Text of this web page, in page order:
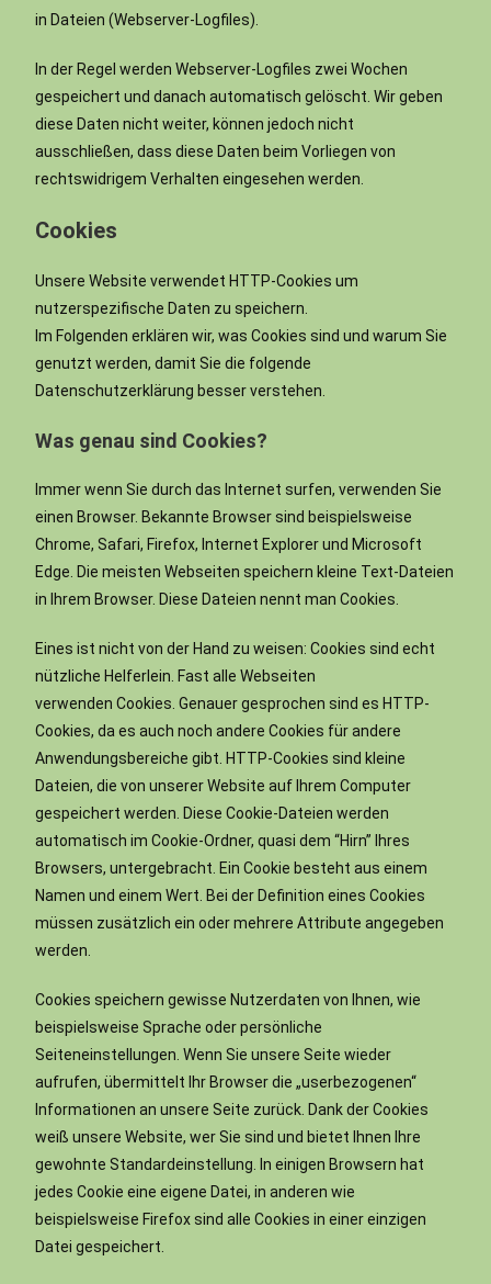
in Dateien (Webserver-Logfiles).
In der Regel werden Webserver-Logfiles zwei Wochen
gespeichert und danach automatisch gelöscht. Wir geben
diese Daten nicht weiter, können jedoch nicht
ausschließen, dass diese Daten beim Vorliegen von
rechtswidrigem Verhalten eingesehen werden.
Cookies
Unsere Website verwendet HTTP-Cookies um
nutzerspezifische Daten zu speichern.
Im Folgenden erklären wir, was Cookies sind und warum Sie
genutzt werden, damit Sie die folgende
Datenschutzerklärung besser verstehen.
Was genau sind Cookies?
Immer wenn Sie durch das Internet surfen, verwenden Sie
einen Browser. Bekannte Browser sind beispielsweise
Chrome, Safari, Firefox, Internet Explorer und Microsoft
Edge. Die meisten Webseiten speichern kleine Text-Dateien
in Ihrem Browser. Diese Dateien nennt man Cookies.
Eines ist nicht von der Hand zu weisen: Cookies sind echt
nützliche Helferlein. Fast alle Webseiten
verwenden Cookies. Genauer gesprochen sind es HTTP-
Cookies, da es auch noch andere Cookies für andere
Anwendungsbereiche gibt. HTTP-Cookies sind kleine
Dateien, die von unserer Website auf Ihrem Computer
gespeichert werden. Diese Cookie-Dateien werden
automatisch im Cookie-Ordner, quasi dem “Hirn” Ihres
Browsers, untergebracht. Ein Cookie besteht aus einem
Namen und einem Wert. Bei der Definition eines Cookies
müssen zusätzlich ein oder mehrere Attribute angegeben
werden.
Cookies speichern gewisse Nutzerdaten von Ihnen, wie
beispielsweise Sprache oder persönliche
Seiteneinstellungen. Wenn Sie unsere Seite wieder
aufrufen, übermittelt Ihr Browser die „userbezogenen“
Informationen an unsere Seite zurück. Dank der Cookies
weiß unsere Website, wer Sie sind und bietet Ihnen Ihre
gewohnte Standardeinstellung. In einigen Browsern hat
jedes Cookie eine eigene Datei, in anderen wie
beispielsweise Firefox sind alle Cookies in einer einzigen
Datei gespeichert.